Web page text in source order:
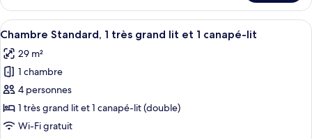
très
grand
lit
le
type
de
Chambre
Standard,
très
grand
lit
Afficher
toutes
les
photos
pour
ce
type
Coffres-forts dans les chambres,
7
Chambre Standard, 1 très grand lit et 1 canapé-lit
29 m²
1 chambre
4 personnes
1 très grand lit et 1 canapé-lit (double)
Wi-Fi gratuit